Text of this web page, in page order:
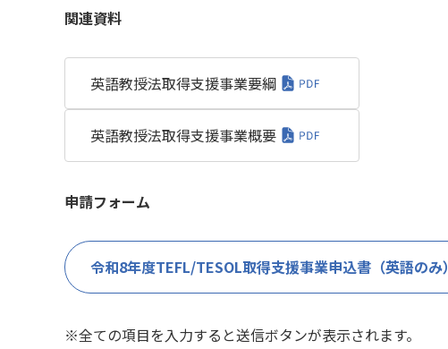
関連資料
英語教授法取得支援事業要綱
英語教授法取得支援事業概要
申請フォーム
令和8年度TEFL/TESOL取得支援事業申込書（英語のみ）
※全ての項目を入力すると送信ボタンが表示されます。